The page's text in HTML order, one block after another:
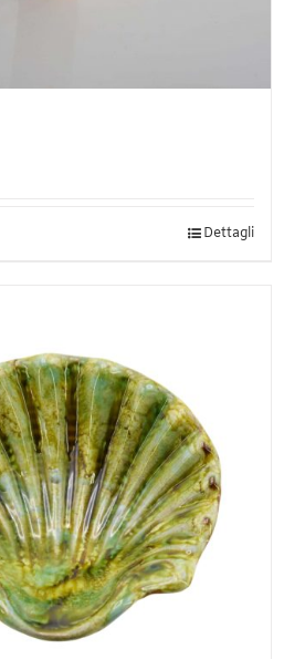
Dettagli